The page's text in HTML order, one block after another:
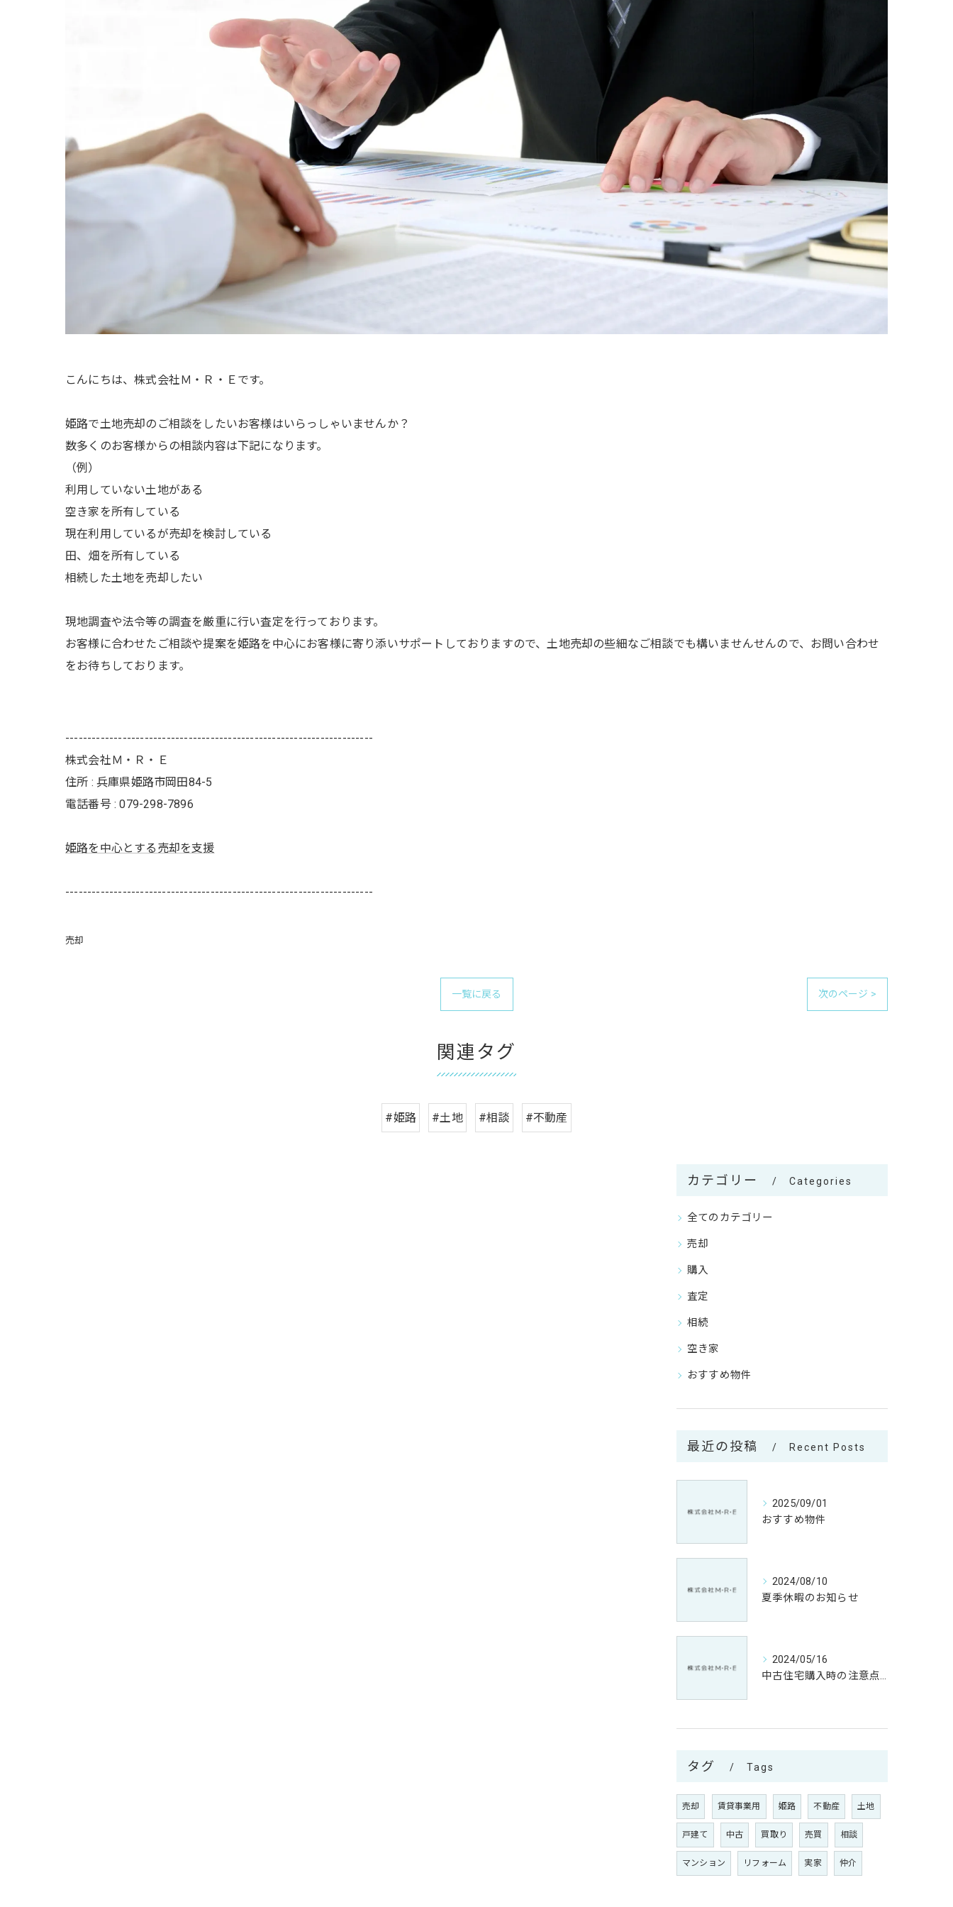
こんにちは、株式会社Ｍ・Ｒ・Ｅです。
姫路で土地売却のご相談をしたいお客様はいらっしゃいませんか？
数多くのお客様からの相談内容は下記になります。
（例）
利用していない土地がある
空き家を所有している
現在利用しているが売却を検討している
田、畑を所有している
相続した土地を売却したい
現地調査や法令等の調査を厳重に行い査定を行っております。
お客様に合わせたご相談や提案を姫路を中心にお客様に寄り添いサポートしておりますので、土地売却の些細なご相談でも構いませんせんので、お問い合わせ
をお待ちしております。
----------------------------------------------------------------------
株式会社Ｍ・Ｒ・Ｅ
住所 : 兵庫県姫路市岡田84-5
電話番号 : 079-298-7896
姫路を中心とする売却を支援
----------------------------------------------------------------------
売却
一覧に戻る 次のページ >
関連タグ
#姫路 #土地 #相談 #不動産
カテゴリー Categories
全てのカテゴリー
売却
購入
査定
相続
空き家
おすすめ物件
最近の投稿 Recent Posts
2025/09/01
おすすめ物件
2024/08/10
夏季休暇のお知らせ
2024/05/16
中古住宅購入時の注意点とリフォームの必要性
タグ Tags
売却 賃貸事業用 姫路 不動産 土地
戸建て 中古 買取り 売買 相談
マンション リフォーム 実家 仲介